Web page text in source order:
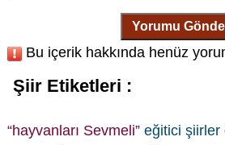
Yorumu
Bu içerik hakkında henüz
Şiir Etiketleri :
“hayvanları Sevmeli” eğitici şiirler